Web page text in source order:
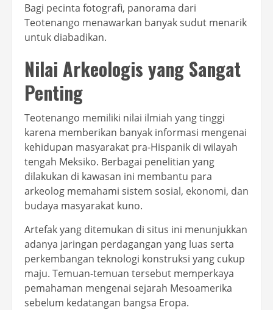
Bagi pecinta fotografi, panorama dari
Teotenango menawarkan banyak sudut menarik
untuk diabadikan.
Nilai Arkeologis yang Sangat
Penting
Teotenango memiliki nilai ilmiah yang tinggi
karena memberikan banyak informasi mengenai
kehidupan masyarakat pra-Hispanik di wilayah
tengah Meksiko. Berbagai penelitian yang
dilakukan di kawasan ini membantu para
arkeolog memahami sistem sosial, ekonomi, dan
budaya masyarakat kuno.
Artefak yang ditemukan di situs ini menunjukkan
adanya jaringan perdagangan yang luas serta
perkembangan teknologi konstruksi yang cukup
maju. Temuan-temuan tersebut memperkaya
pemahaman mengenai sejarah Mesoamerika
sebelum kedatangan bangsa Eropa.